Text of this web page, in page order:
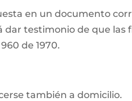
en un documento
testimonio de que
de 1970.
también a domicilio.